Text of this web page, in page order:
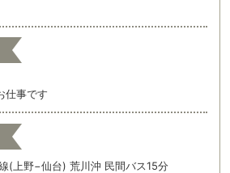
仕事です
(上野−仙台) 荒川沖 民間バス15分